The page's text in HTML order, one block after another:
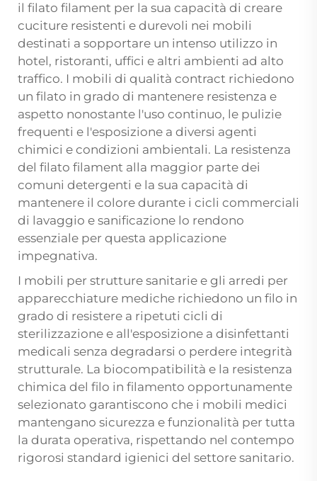
il filato filament per la sua capacità di creare
cuciture resistenti e durevoli nei mobili
destinati a sopportare un intenso utilizzo in
hotel, ristoranti, uffici e altri ambienti ad alto
traffico. I mobili di qualità contract richiedono
un filato in grado di mantenere resistenza e
aspetto nonostante l'uso continuo, le pulizie
frequenti e l'esposizione a diversi agenti
chimici e condizioni ambientali. La resistenza
del filato filament alla maggior parte dei
comuni detergenti e la sua capacità di
mantenere il colore durante i cicli commerciali
di lavaggio e sanificazione lo rendono
essenziale per questa applicazione
impegnativa.
I mobili per strutture sanitarie e gli arredi per
apparecchiature mediche richiedono un filo in
grado di resistere a ripetuti cicli di
sterilizzazione e all'esposizione a disinfettanti
medicali senza degradarsi o perdere integrità
strutturale. La biocompatibilità e la resistenza
chimica del filo in filamento opportunamente
selezionato garantiscono che i mobili medici
mantengano sicurezza e funzionalità per tutta
la durata operativa, rispettando nel contempo
rigorosi standard igienici del settore sanitario.